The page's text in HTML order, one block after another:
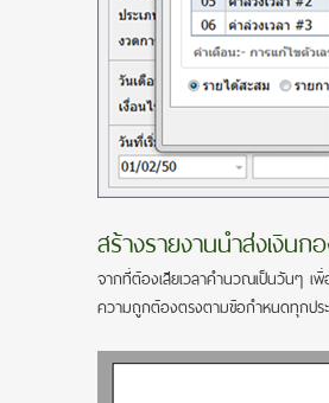
สร้างรายงานนำส่งเงินก
จากที่ต้องเสียเวลาคำนวณเป็นวันๆ เพื่
ความถูกต้องตรงตามข้อกำหนดทุกปร